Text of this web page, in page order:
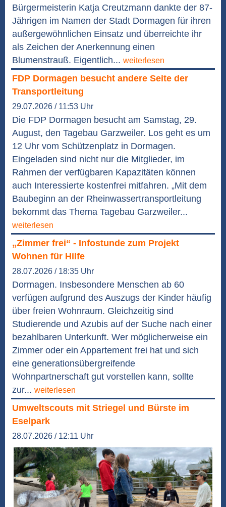
Bürgermeisterin Katja Creutzmann dankte der 87-
Jährigen im Namen der Stadt Dormagen für ihren
außergewöhnlichen Einsatz und überreichte ihr
als Zeichen der Anerkennung einen
Blumenstrauß. Eigentlich... weiterlesen
FDP Dormagen besucht andere Seite der
Transportleitung
29.07.2026 / 11:53 Uhr
Die FDP Dormagen besucht am Samstag, 29.
August, den Tagebau Garzweiler. Los geht es um
12 Uhr vom Schützenplatz in Dormagen.
Eingeladen sind nicht nur die Mitglieder, im
Rahmen der verfügbaren Kapazitäten können
auch Interessierte kostenfrei mitfahren. „Mit dem
Baubeginn an der Rheinwassertransportleitung
bekommt das Thema Tagebau Garzweiler...
weiterlesen
„Zimmer frei“ - Infostunde zum Projekt
Wohnen für Hilfe
28.07.2026 / 18:35 Uhr
Dormagen. Insbesondere Menschen ab 60
verfügen aufgrund des Auszugs der Kinder häufig
über freien Wohnraum. Gleichzeitig sind
Studierende und Azubis auf der Suche nach einer
bezahlbaren Unterkunft. Wer möglicherweise ein
Zimmer oder ein Appartement frei hat und sich
eine generationsübergreifende
Wohnpartnerschaft gut vorstellen kann, sollte
zur... weiterlesen
Umweltscouts mit Striegel und Bürste im
Eselpark
28.07.2026 / 12:11 Uhr